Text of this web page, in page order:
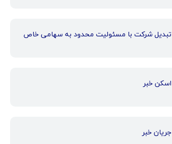
تبدیل شرکت با مسئولیت محدود به سهامی خاص
اسکن خبر
جریان خبر